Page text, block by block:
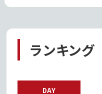
ランキング
DAY